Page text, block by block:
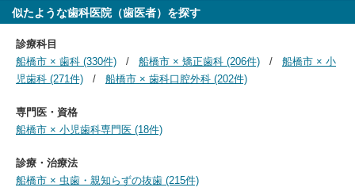
似たような歯科医院（歯医者）を探す
診療科目
船橋市 × 歯科 (330件)
船橋市 × 矯正歯科 (206件)
船橋市 × 小
児歯科 (271件)
船橋市 × 歯科口腔外科 (202件)
専門医・資格
船橋市 × 小児歯科専門医 (18件)
診療・治療法
船橋市 × 虫歯・親知らずの抜歯 (215件)